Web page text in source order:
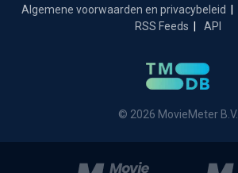
Algemene voorwaarden en privacybeleid
RSS Feeds
API
© 2026 MovieMeter B.V.